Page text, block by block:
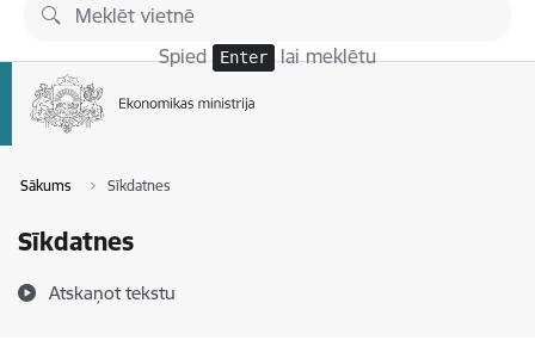
Pāriet uz lapas saturu
Spied Enter lai meklētu
Sākums Sīkdatnes
Sīkdatnes
Atskaņot tekstu